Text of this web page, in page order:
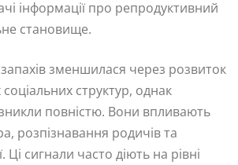
інформації про репродуктивний
становище.
зменшилася через розвиток
структур, однак
повністю. Вони впливають
розпізнавання родичів та
Ці сигнали часто діють на рівні